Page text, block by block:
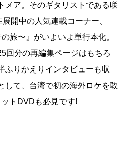
メア。そのギタリストである咲
開中の人気連載コーナー、
旅〜』がいよいよ単行本化。
回分の再編集ページはもちろ
ふりかえりインタビューも収
して、台湾で初の海外ロケを敢
トDVDも必見です!